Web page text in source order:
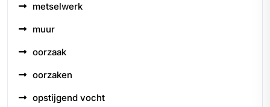
metselwerk
muur
oorzaak
oorzaken
opstijgend vocht